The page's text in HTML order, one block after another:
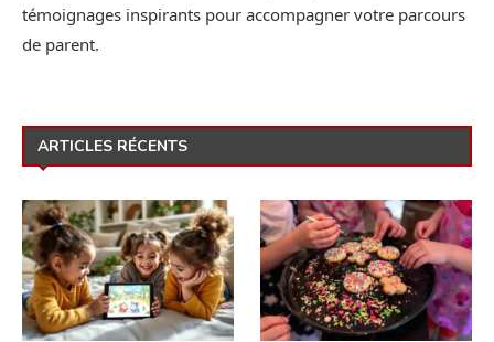
témoignages inspirants pour accompagner votre parcours
de parent.
ARTICLES RÉCENTS